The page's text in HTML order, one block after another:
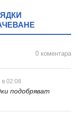
0 коментара
в 02:08
подобряват